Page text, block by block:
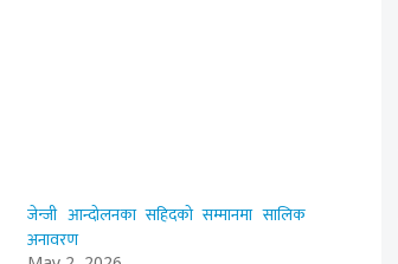
जेन्जी आन्दोलनका सहिदको सम्मानमा सालिक
अनावरण